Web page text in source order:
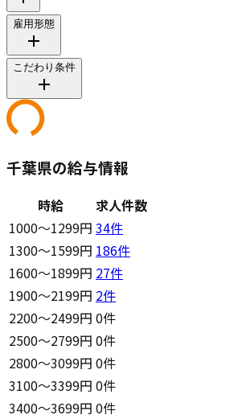
雇用形態
こだわり条件
千葉県の給与情報
時給
求人件数
1000〜1299円 34件
1300〜1599円 186件
1600〜1899円 27件
1900〜2199円 2件
2200〜2499円 0件
2500〜2799円 0件
2800〜3099円 0件
3100〜3399円 0件
3400〜3699円 0件